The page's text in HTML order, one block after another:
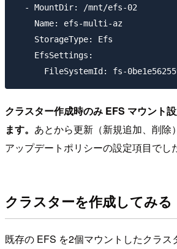
  - MountDir: /mnt/efs-02
    Name: efs-multi-az
    StorageType: Efs
    EfsSettings:
クラスター作成時のみ EFS マウント
ます。 あとから更新（新規追加、削除
アップデートポリシーの設定項目でし
クラスターを作成してみる
既存の EFS を2個マウントしたクラス